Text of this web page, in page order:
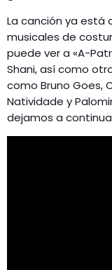
La canción ya está
musicales de
puede ver a «A-
Shani, así como
como Bruno Goes,
Natividade y
dejamos a